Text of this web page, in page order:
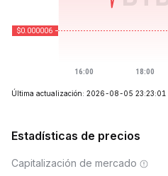
Última actualización: 2026-08-05 23:23:01
Estadísticas de precios
Capitalización de mercado